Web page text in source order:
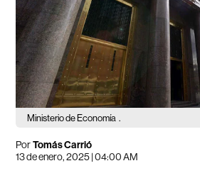
Ministerio de Economía .
PorTomás Carrió
13 de enero, 2025 | 04:00 AM